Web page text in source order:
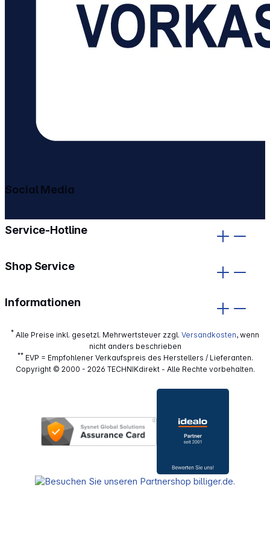
Service-Hotline
Shop Service
Informationen
Social Media
* Alle Preise inkl. gesetzl. Mehrwertsteuer zzgl. Versandkosten, wenn
nicht anders beschrieben
**EVP = Empfohlener Verkaufspreis des Herstellers / Lieferanten.
Copyright © 2000 - 2026 TECHNIKdirekt - Alle Rechte vorbehalten.